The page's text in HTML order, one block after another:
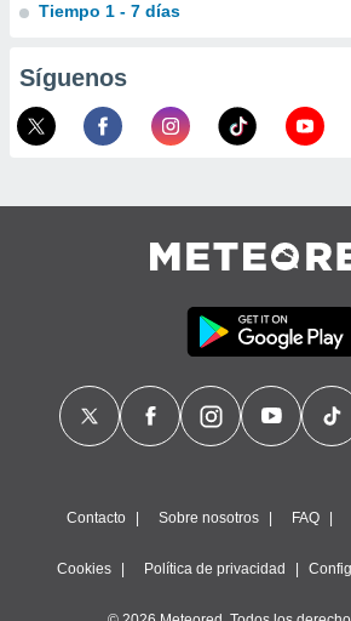
e
mediante
Tiempo 1 - 7 días
Síguenos
Contacto Sobre nosotros FAQ
Cookies Política de privacidad